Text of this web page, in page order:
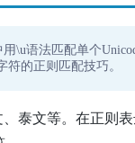
\u语法匹配单个
的正则匹配技巧。
泰文等。在正则表